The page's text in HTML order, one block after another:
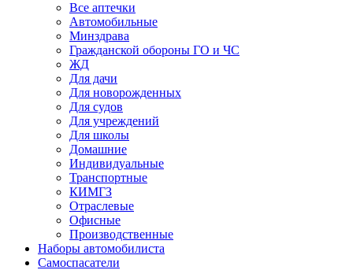
Все аптечки
Автомобильные
Минздрава
Гражданской обороны ГО и ЧС
ЖД
Для дачи
Для новорожденных
Для судов
Для учреждений
Для школы
Домашние
Индивидуальные
Транспортные
КИМГЗ
Отраслевые
Офисные
Производственные
Наборы автомобилиста
Самоспасатели